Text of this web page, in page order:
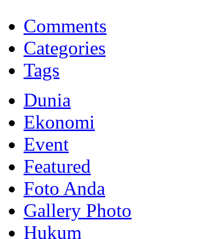
Memberikan yang terbaik sesuai kaidah Islam, kunjungi situs resmi
Comments
Categories
Tags
Dunia
Ekonomi
Event
Featured
Foto Anda
Gallery Photo
Hukum